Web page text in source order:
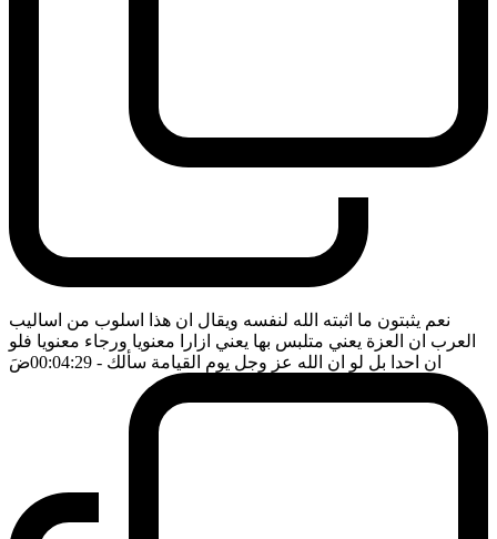
نعم يثبتون ما اثبته الله لنفسه ويقال ان هذا اسلوب من اساليب
العرب ان العزة يعني متلبس بها يعني ازارا معنويا ورجاء معنويا فلو
ان احدا بل لو ان الله عز وجل يوم القيامة سألك - 00:04:29 ضَ